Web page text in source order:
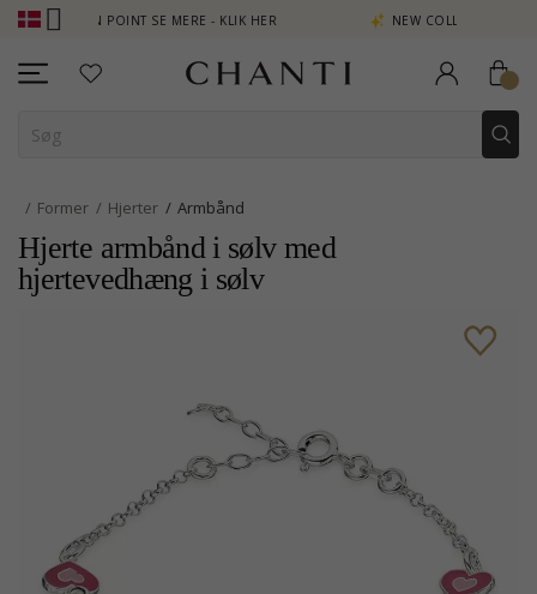
POINT SE MERE - KLIK HER NEW COLLECTION | AURA
Former Hjerter Armbånd
Hjerte armbånd i sølv med
hjertevedhæng i sølv